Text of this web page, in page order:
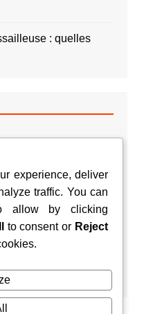
: quelles
experience, deliver
traffic. You can
allow by clicking
to consent or Reject